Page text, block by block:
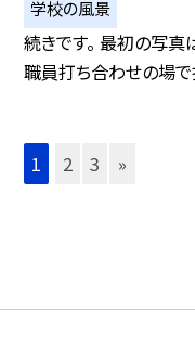
学校の風景
続きです。 最初の写
職員打ち合わせの場
1 2 3 »